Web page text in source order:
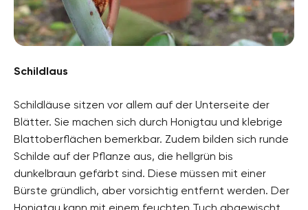
Schildlaus
Schildläuse sitzen vor allem auf der Unterseite der
Blätter. Sie machen sich durch Honigtau und klebrige
Blattoberflächen bemerkbar. Zudem bilden sich runde
Schilde auf der Pflanze aus, die hellgrün bis
dunkelbraun gefärbt sind. Diese müssen mit einer
Bürste gründlich, aber vorsichtig entfernt werden. Der